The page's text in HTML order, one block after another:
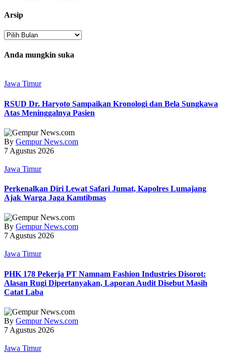
Arsip
Arsip
Anda mungkin suka
Jawa Timur
RSUD Dr. Haryoto Sampaikan Kronologi dan Bela Sungkawa
Atas Meninggalnya Pasien
By Gempur News.com
7 Agustus 2026
Jawa Timur
Perkenalkan Diri Lewat Safari Jumat, Kapolres Lumajang
Ajak Warga Jaga Kamtibmas
By Gempur News.com
7 Agustus 2026
Jawa Timur
PHK 178 Pekerja PT Namnam Fashion Industries Disorot:
Alasan Rugi Dipertanyakan, Laporan Audit Disebut Masih
Catat Laba
By Gempur News.com
7 Agustus 2026
Jawa Timur